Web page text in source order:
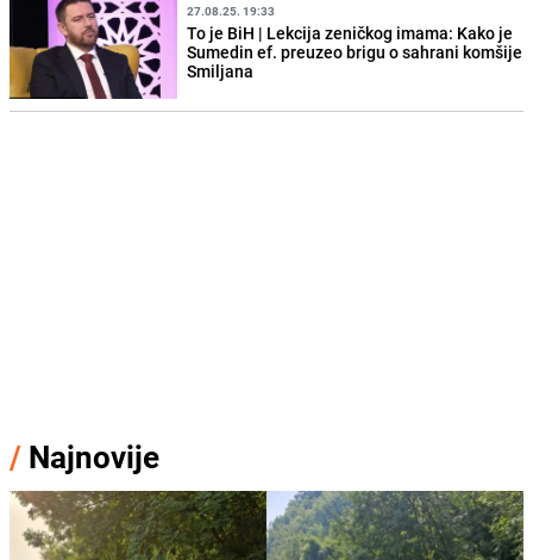
27.08.25. 19:33
To je BiH | Lekcija zeničkog imama: Kako je
Sumedin ef. preuzeo brigu o sahrani komšije
Smiljana
/ Najnovije